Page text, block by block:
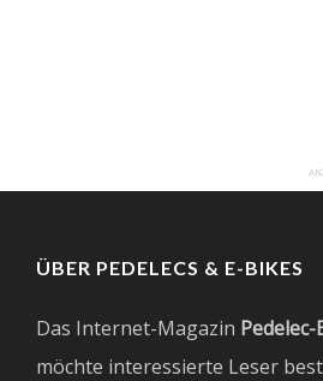
ÜBER PEDELECS & E-BIKES
Das Internet-Magazin
möchte interessierte Leser